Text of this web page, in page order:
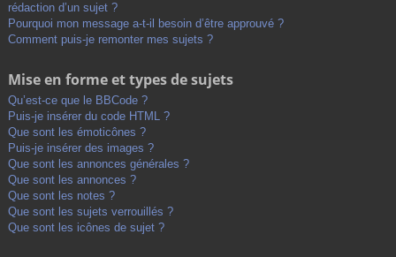
rédaction d’un sujet ?
Pourquoi mon message a-t-il besoin d’être approuvé ?
Comment puis-je remonter mes sujets ?
Mise en forme et types de sujets
Qu’est-ce que le BBCode ?
Puis-je insérer du code HTML ?
Que sont les émoticônes ?
Puis-je insérer des images ?
Que sont les annonces générales ?
Que sont les annonces ?
Que sont les notes ?
Que sont les sujets verrouillés ?
Que sont les icônes de sujet ?